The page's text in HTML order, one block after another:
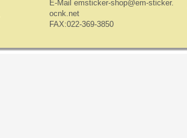
E-Mail emsticker-shop@em-sticker.
ocnk.net
FAX:022-369-3850